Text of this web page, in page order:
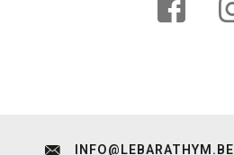
INFO@LEBARATHYM.BE